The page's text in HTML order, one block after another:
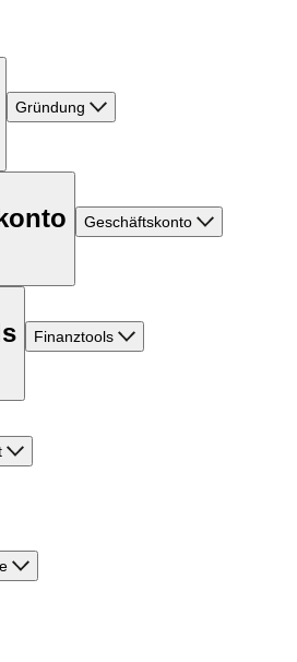
Gründung
Geschäftskonto
Finanztools